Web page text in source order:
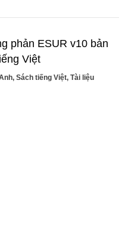
phản ESUR v10 bản
Việt
, Sách tiếng Việt, Tài liệu